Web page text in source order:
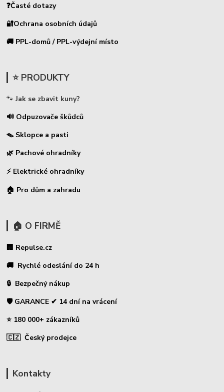
❓Časté dotazy
🔐Ochrana osobních údajů
🚚 PPL-domů / PPL-výdejní místo
⭐ PRODUKTY
🐾 Jak se zbavit kuny?
🔊 Odpuzovače škůdců
🪤 Sklopce a pasti
🌿 Pachové ohradníky
⚡ Elektrické ohradníky
🏠 Pro dům a zahradu
🏠 O FIRMĚ
🏢 Repulse.cz
🚚 Rychlé odeslání do 24 h
🔒 Bezpečný nákup
🛡️ GARANCE ✔ 14 dní na vrácení
⭐ 180 000+ zákazníků
🇨🇿 Český prodejce
Kontakty